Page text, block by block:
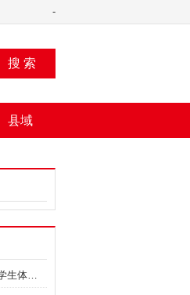
-
搜 索
县域
莒南县第三小学开展第三轮学生体质健康抽测